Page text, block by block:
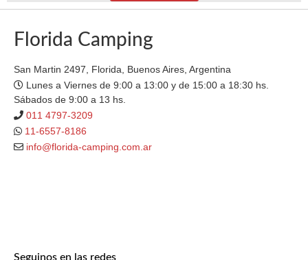
Florida Camping
San Martin 2497, Florida, Buenos Aires, Argentina
Lunes a Viernes de 9:00 a 13:00 y de 15:00 a 18:30 hs.
Sábados de 9:00 a 13 hs.
011 4797-3209
11-6557-8186
info@florida-camping.com.ar
Seguinos en las redes